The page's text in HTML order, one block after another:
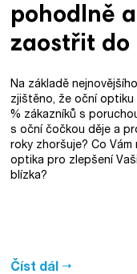
pohodlně
zaostřit do
Na základě
zjištěno, že oční optiku
% zákazníků s
s oční čočkou děje a
roky zhoršuje? Co Vám
optika pro zlepšení
blízka?
Číst dál